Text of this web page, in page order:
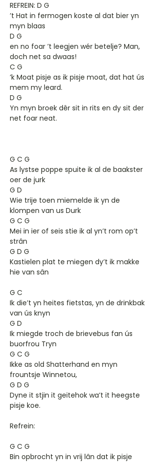
REFREIN: D G
’t Hat in fermogen koste al dat bier yn
myn blaas
D G
en no foar ’t leegjen wér betelje? Man,
doch net sa dwaas!
C G
’k Moat pisje as ik pisje moat, dat hat ús
mem my leard.
D G
Yn myn broek dêr sit in rits en dy sit der
net foar neat.
G C G
As lystse poppe spuite ik al de baakster
oer de jurk
G D
Wie trije toen miemelde ik yn de
klompen van us Durk
G C G
Mei in ier of seis stie ik al yn’t rom op’t
strân
G D G
Kastielen plat te miegen dy’t ik makke
hie van sân
G C
Ik die’t yn heites fietstas, yn de drinkbak
van ús knyn
G D
Ik miegde troch de brievebus fan ús
buorfrou Tryn
G C G
Ikke as old Shatterhand en myn
frountsje Winnetou,
G D G
Dyne it stjin it geitehok wa’t it heegste
pisje koe.
Refrein:
G C G
Bin opbrocht yn in vrij lân dat ik pisje